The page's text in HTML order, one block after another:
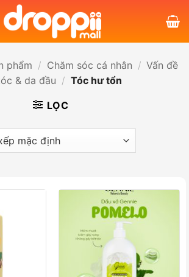
phẩm / Chăm sóc cá nhân / Vấn đề
& da đầu / Tóc hư tổn
LỌC